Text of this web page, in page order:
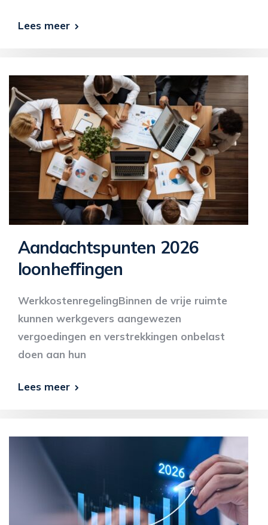
Lees meer
Aandachtspunten 2026
loonheffingen
WerkkostenregelingBinnen de vrije ruimte
kunnen werkgevers aangewezen
vergoedingen en verstrekkingen onbelast
doen aan hun
Lees meer